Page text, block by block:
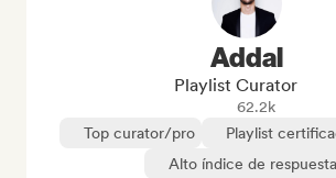
Addal
Playlist Curator
62.2k
Top curator/pro
Playlist
Alto índice de